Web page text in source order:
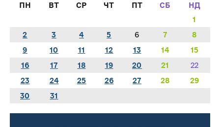
ПН ВТ СР ЧТ ПТ СБ
НД
1
2
3 4 5 6 7
8
9
10 11 12 13 14
15
16
17 18 19 20 21
22
23
24 25 26 27 28
29
30
31